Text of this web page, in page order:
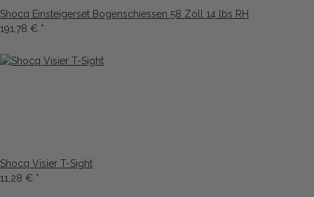
Shocq Einsteigerset Bogenschiessen 58 Zoll 14 lbs RH
191,78 € *
Shocq Visier T-Sight
11,28 € *